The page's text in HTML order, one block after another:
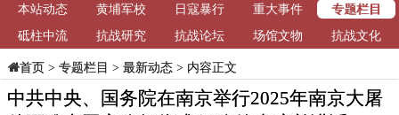
馆
本站动态
黄埔军校 日寇暴行 重大事件
专题栏目
砥柱中流
抗战研究 抗战论坛 场馆文物 抗战文化
首页> 专题栏目 > 最新动态> 内容正文
中共中央、国务院在南京举行2025年南京大屠